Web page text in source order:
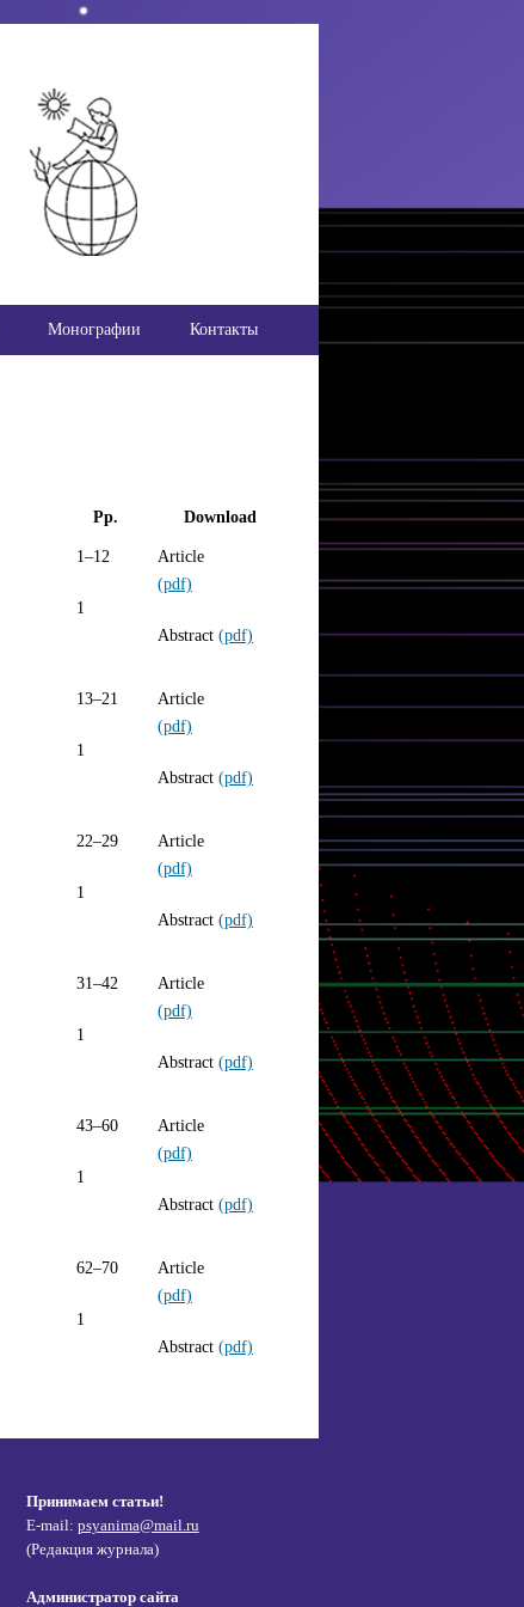
Монографии Контакты
Pp. Download
1–12
1
Article
(pdf)
Abstract (pdf)
13–21
1
Article
(pdf)
Abstract (pdf)
22–29
1
Article
(pdf)
Abstract (pdf)
31–42
1
Article
(pdf)
Abstract (pdf)
43–60
1
Article
(pdf)
Abstract (pdf)
62–70
1
Article
(pdf)
Abstract (pdf)
Принимаем статьи!
E-mail: psyanima@mail.ru
(Редакция журнала)
Администратор сайта